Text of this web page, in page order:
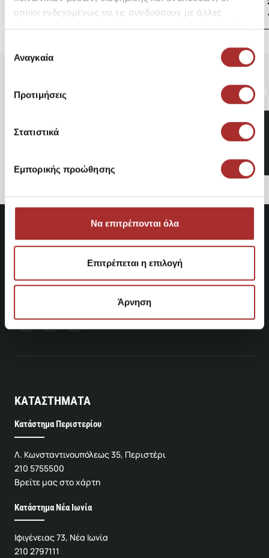
οποίοι ενδεχομένως να τις συνδυάσουν με άλλες
πληροφορίες που τους έχετε παραχωρήσει ή τις οποίες
των υπηρεσιών τους.
συγκατάθεσης
Αναγκαία
Προτιμήσεις
Στατιστικά
Εμπορικής προώθησης
Να επιτρέπονται όλα
Επιτρέπεται η επιλογή
Άρνηση
ΚΑΤΑΣΤΗΜΑΤΑ
Κατάστημα Περιστερίου
Λ. Κωνσταντινουπόλεως 35, Περιστέρι
210 5755500
Βρείτε μας στο χάρτη
Κατάστημα Νέα Ιωνία
Ιφιγένειας 73, Νέα Ιωνία
210 2797111